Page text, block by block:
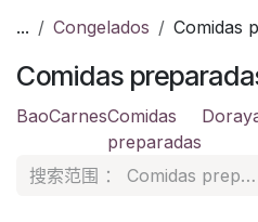
... Congelados Comidas
Comidas
BaoCarnesComidas
preparadas